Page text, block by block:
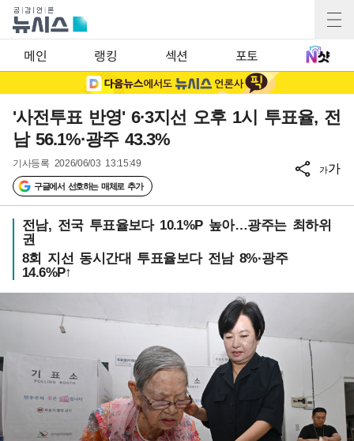
메인 랭킹 섹션 포토
'사전투표 반영' 6·3지선 오후 1시 투표율, 전
남 56.1%·광주 43.3%
기사등록 2026/06/03 13:15:49
구글에서 선호하는 매체로 추가
가가
전남, 전국 투표율보다 10.1%P 높아…광주는 최하위
권
8회 지선 동시간대 투표율보다 전남 8%·광주
14.6%P↑